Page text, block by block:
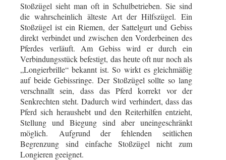
Stoßzügel sieht man oft in Schulbetrieben. Sie sind
die wahrscheinlich älteste Art der Hilfszügel. Ein
Stoßzügel ist ein Riemen, der Sattelgurt und Gebiss
direkt verbindet und zwischen den Vorderbeinen des
Pferdes verläuft. Am Gebiss wird er durch ein
Verbindungsstück befestigt, das heute oft nur noch als
„Longierbrille“ bekannt ist. So wirkt es gleichmäßig
auf beide Gebissringe. Der Stoßzügel sollte so lang
verschnallt sein, dass das Pferd korrekt vor der
Senkrechten steht. Dadurch wird verhindert, dass das
Pferd sich heraushebt und den Reiterhilfen entzieht,
Stellung und Biegung sind aber uneingeschränkt
möglich. Aufgrund der fehlenden seitlichen
Begrenzung sind einfache Stoßzügel nicht zum
Longieren geeignet.